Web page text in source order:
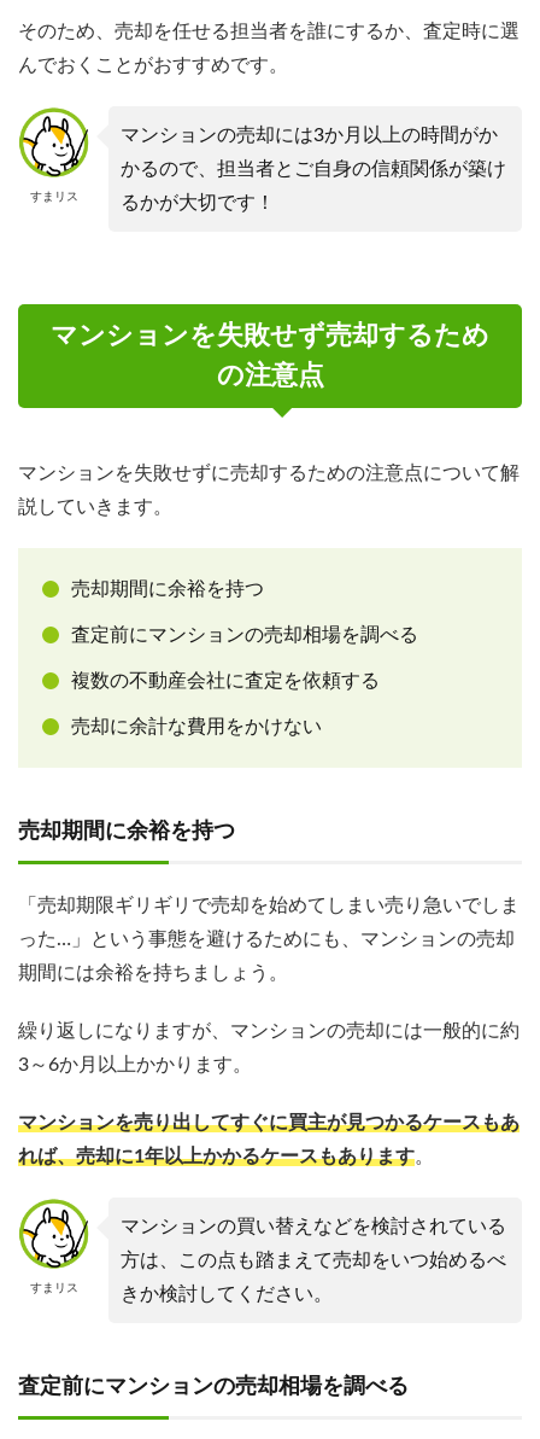
そのため、売却を任せる担当者を誰にするか、査定時に選
んでおくことがおすすめです。
すまリス
マンションの売却には3か月以上の時間がか
かるので、担当者とご自身の信頼関係が築け
るかが大切です！
マンションを失敗せず売却するため
の注意点
マンションを失敗せずに売却するための注意点について解
説していきます。
売却期間に余裕を持つ
査定前にマンションの売却相場を調べる
複数の不動産会社に査定を依頼する
売却に余計な費用をかけない
売却期間に余裕を持つ
「売却期限ギリギリで売却を始めてしまい売り急いでしま
った…」という事態を避けるためにも、マンションの売却
期間には余裕を持ちましょう。
繰り返しになりますが、マンションの売却には一般的に約
3～6か月以上かかります。
マンションを売り出してすぐに買主が見つかるケースもあ
れば、売却に1年以上かかるケースもあります。
すまリス
マンションの買い替えなどを検討されている
方は、この点も踏まえて売却をいつ始めるべ
きか検討してください。
査定前にマンションの売却相場を調べる